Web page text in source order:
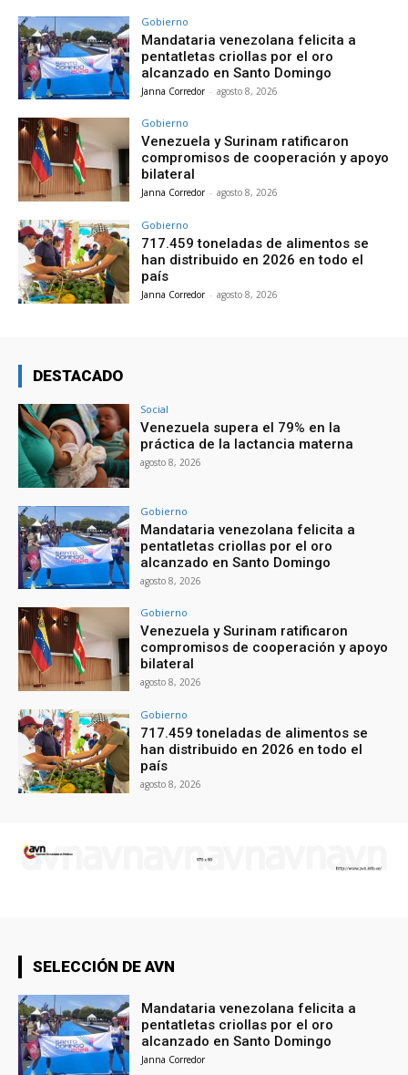
Gobierno
Mandataria venezolana felicita a
pentatletas criollas por el oro
alcanzado en Santo Domingo
Janna Corredor - agosto 8, 2026
Gobierno
Venezuela y Surinam ratificaron
compromisos de cooperación y apoyo
bilateral
Janna Corredor - agosto 8, 2026
Gobierno
717.459 toneladas de alimentos se
han distribuido en 2026 en todo el
país
Janna Corredor - agosto 8, 2026
DESTACADO
Social
Venezuela supera el 79% en la
práctica de la lactancia materna
agosto 8, 2026
Gobierno
Mandataria venezolana felicita a
pentatletas criollas por el oro
alcanzado en Santo Domingo
agosto 8, 2026
Gobierno
Venezuela y Surinam ratificaron
compromisos de cooperación y apoyo
bilateral
agosto 8, 2026
Gobierno
717.459 toneladas de alimentos se
han distribuido en 2026 en todo el
país
agosto 8, 2026
SELECCIÓN DE AVN
Mandataria venezolana felicita a
pentatletas criollas por el oro
alcanzado en Santo Domingo
Janna Corredor